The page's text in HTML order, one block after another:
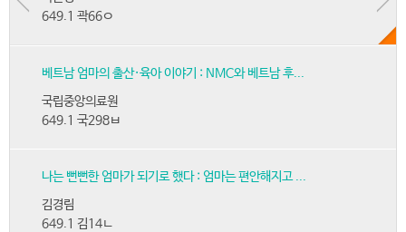
649.1 곽66ㅇ
베트남 엄마의 출산·육아 이야기 : NMC와 베트남 후...
국립중앙의료원
649.1 국298ㅂ
나는 뻔뻔한 엄마가 되기로 했다 : 엄마는 편안해지고 ...
김경림
649.1 김14ㄴ